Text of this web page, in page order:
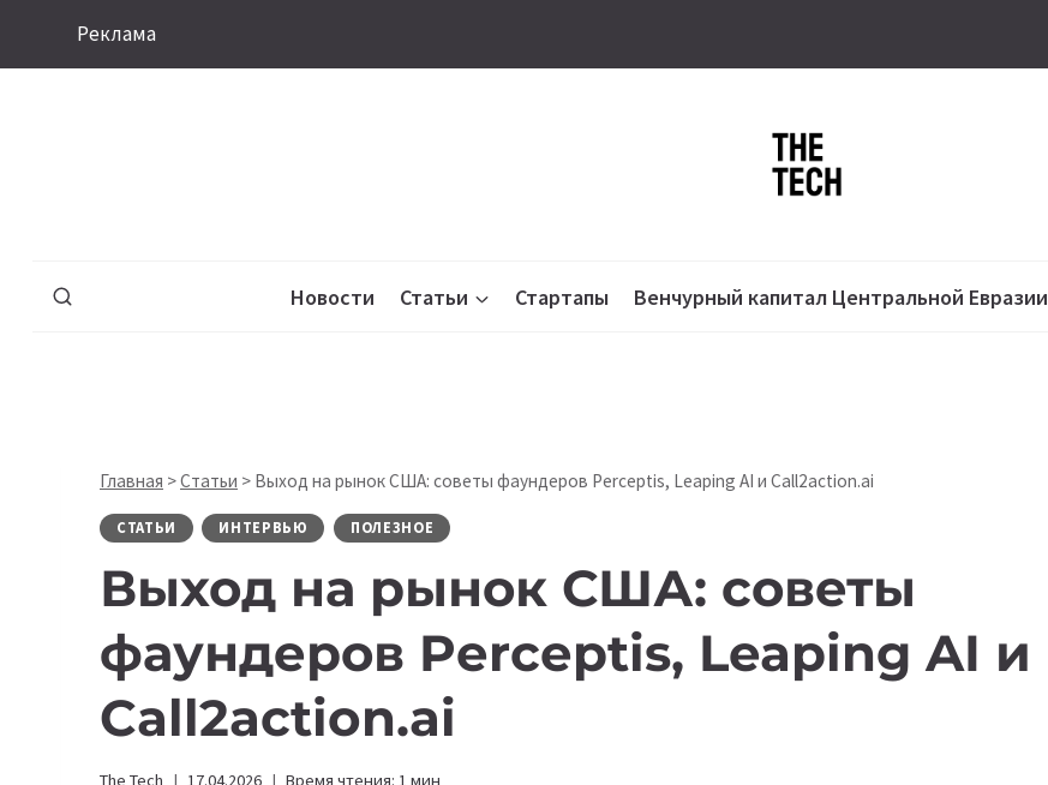
Реклама
Новости Статьи Стартапы Венчурный капитал Центральной Евразии
Главная >Статьи > Выход на рынок США: советы фаундеров Perceptis, Leaping AI и Call2action.ai
СТАТЬИ ИНТЕРВЬЮ ПОЛЕЗНОЕ
Выход на рынок США: советы
фаундеров Perceptis, Leaping AI и
Call2action.ai
The Tech 17.04.2026 Время чтения: 1 мин